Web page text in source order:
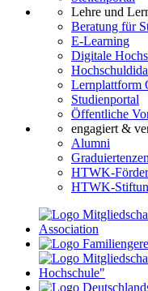
Lehre und
Beratung für
E-Learning
Digitale
Lernplattform
Studienportal
Öffentliche
engagiert &
Alumni
HTWK-
HTWK-